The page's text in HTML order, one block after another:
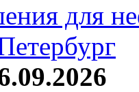
для